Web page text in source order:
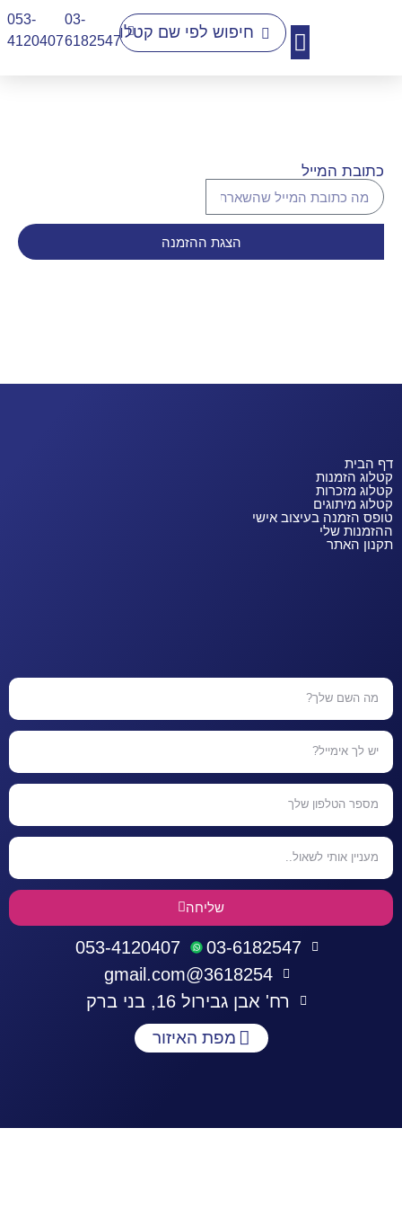
03-
6182547
053-
4120407​
כתובת המייל
הצגת ההזמנה
דף הבית
קטלוג הזמנות
קטלוג מזכרות
קטלוג מיתוגים
טופס הזמנה בעיצוב אישי
ההזמנות שלי
תקנון האתר
שליחה
03-6182547
053-4120407
3618254@gmail.com
רח' אבן גבירול 16, בני ברק
מפת האיזור